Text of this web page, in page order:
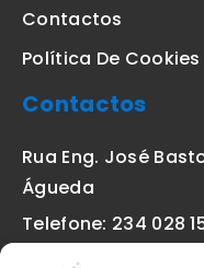
Contactos
Política De Cookies
Contactos
Rua Eng. José
Águeda
Telefone: 234 028